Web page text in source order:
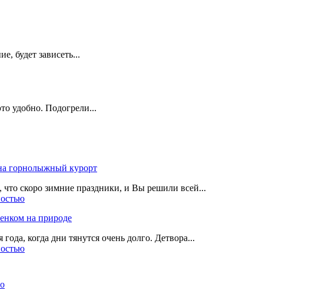
будет зависеть...
удобно. Подогрели...
горнолыжный курорт
что скоро зимние праздники, и Вы решили всей...
на природе
года, когда дни тянутся очень долго. Детвора...